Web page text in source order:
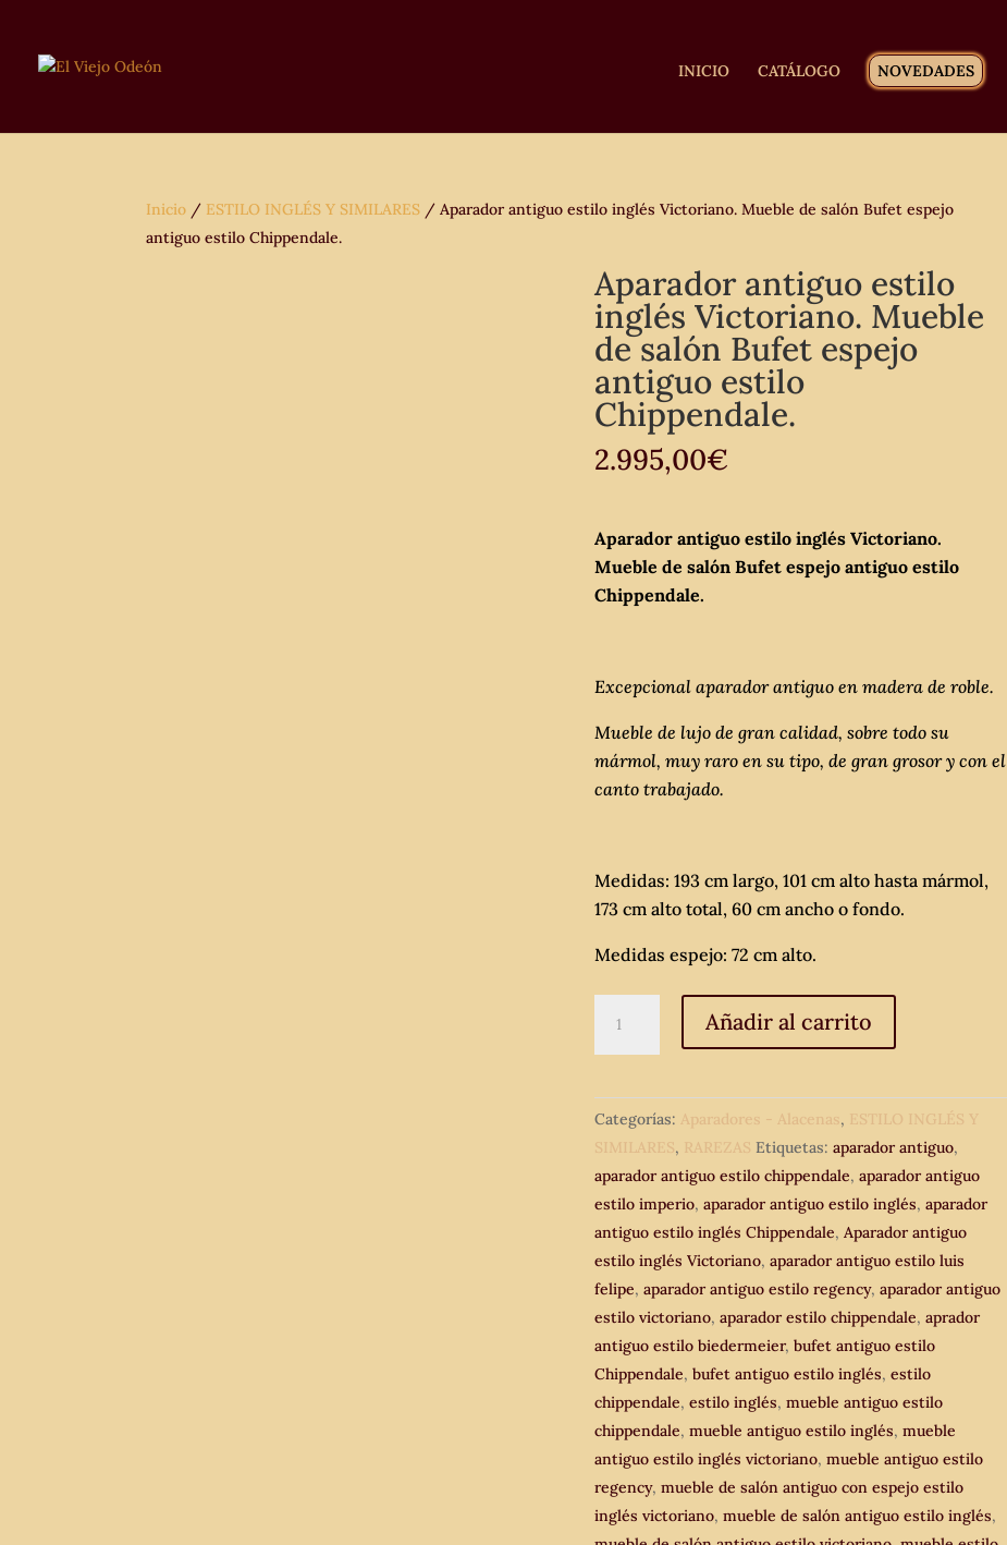
INICIO CATÁLOGO NOVEDADES
Inicio / ESTILO INGLÉS Y SIMILARES / Aparador antiguo estilo inglés Victoriano. Mueble de salón Bufet espejo
antiguo estilo Chippendale.
Aparador antiguo estilo
inglés Victoriano. Mueble
de salón Bufet espejo
antiguo estilo
Chippendale.
2.995,00€
Aparador antiguo estilo inglés Victoriano.
Mueble de salón Bufet espejo antiguo estilo
Chippendale.
Excepcional aparador antiguo en madera de roble.
Mueble de lujo de gran calidad, sobre todo su
mármol, muy raro en su tipo, de gran grosor y con el
canto trabajado.
Medidas: 193 cm largo, 101 cm alto hasta mármol,
173 cm alto total, 60 cm ancho o fondo.
Medidas espejo: 72 cm alto.
antiguo
inglés
Victoriano.
Mueble
de
salón
Bufet
espejo
antiguo
estilo
Chippendale.
cantidad
Añadir al carrito
Categorías: Aparadores - Alacenas, ESTILO INGLÉS Y
SIMILARES, RAREZAS Etiquetas:aparador antiguo,
aparador antiguo estilo chippendale,aparador antiguo
estilo imperio,aparador antiguo estilo inglés,aparador
antiguo estilo inglés Chippendale,Aparador antiguo
estilo inglés Victoriano,aparador antiguo estilo luis
felipe,aparador antiguo estilo regency,aparador antiguo
estilo victoriano,aparador estilo chippendale,aprador
antiguo estilo biedermeier,bufet antiguo estilo
Chippendale,bufet antiguo estilo inglés,estilo
chippendale,estilo inglés,mueble antiguo estilo
chippendale,mueble antiguo estilo inglés,mueble
antiguo estilo inglés victoriano,mueble antiguo estilo
regency,mueble de salón antiguo con espejo estilo
inglés victoriano,mueble de salón antiguo estilo inglés,